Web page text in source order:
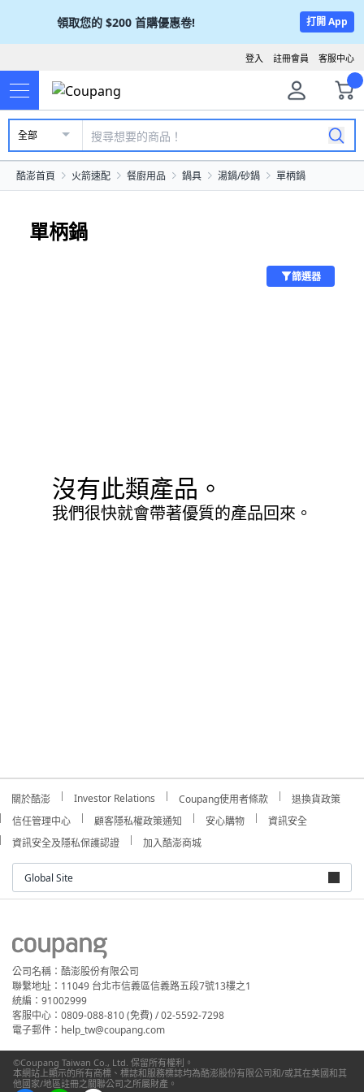
領取您的 $200 首購優惠卷! 打開 App
客服中心
註冊會員
登入
全部
酷澎首頁 火箭速配 餐廚用品 鍋具 湯鍋/砂鍋 單柄鍋
單柄鍋
篩選器
沒有此類產品。
我們很快就會帶著優質的產品回來。
關於酷澎 Investor Relations Coupang使用者條款
退換貨政策
信任管理中心
顧客隱私權政策通知 安心購物
資訊安全
資訊安全及隱私保護認證
加入酷澎商城
Global Site
公司名稱：酷澎股份有限公司
聯繫地址：11049 台北市信義區信義路五段7號13樓之1
統編：91002999
客服中心：0809-088-810 (免費) / 02-5592-7298
電子郵件：help_tw@coupang.com
©Coupang Taiwan Co., Ltd. 保留所有權利。
本網站上顯示的所有商標、標誌和服務標誌均為酷澎股份有限公司和/或其在美國和其
他國家/地區註冊之關聯公司之所屬財產。